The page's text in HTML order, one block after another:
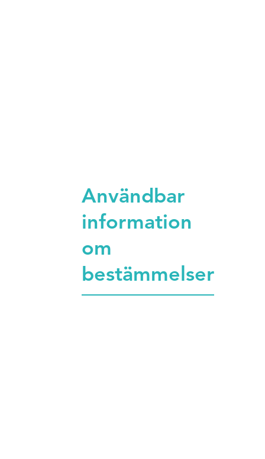
Användbar
information
om
bestämmelser